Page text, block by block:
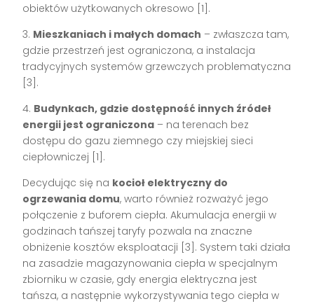
obiektów użytkowanych okresowo [1].
3. Mieszkaniach i małych domach – zwłaszcza tam,
gdzie przestrzeń jest ograniczona, a instalacja
tradycyjnych systemów grzewczych problematyczna
[3].
4. Budynkach, gdzie dostępność innych źródeł
energii jest ograniczona – na terenach bez
dostępu do gazu ziemnego czy miejskiej sieci
ciepłowniczej [1].
Decydując się na kocioł elektryczny do
ogrzewania domu, warto również rozważyć jego
połączenie z buforem ciepła. Akumulacja energii w
godzinach tańszej taryfy pozwala na znaczne
obniżenie kosztów eksploatacji [3]. System taki działa
na zasadzie magazynowania ciepła w specjalnym
zbiorniku w czasie, gdy energia elektryczna jest
tańsza, a następnie wykorzystywania tego ciepła w